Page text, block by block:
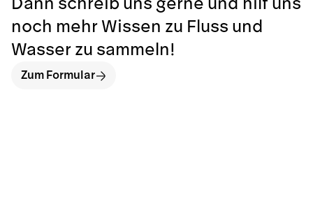
Dann schreib uns gerne und hilf uns
noch mehr Wissen zu Fluss und
Wasser zu sammeln!
Zum Formular